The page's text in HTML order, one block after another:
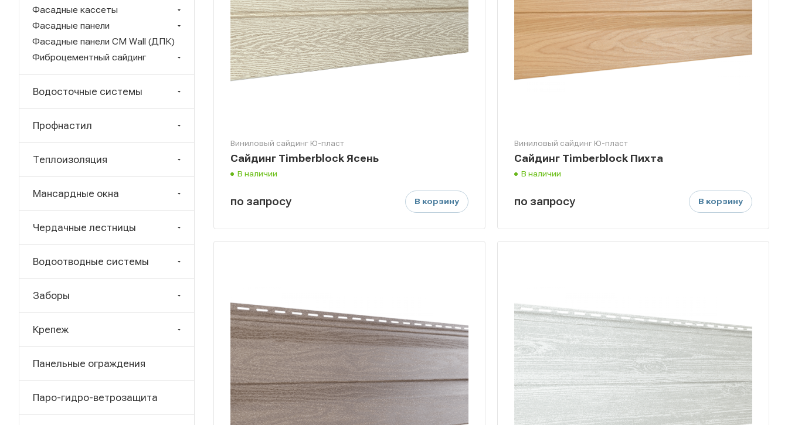
Виниловый сайдинг Ю-пласт
Сайдинг Timberblock Ясень
В наличии
по запросу В корзину
Виниловый сайдинг Ю-пласт
Сайдинг Timberblock Пихта
В наличии
по запросу В корзину
Фасадные кассеты
Фасадные панели
Фасадные панели CM Wall (ДПК)
Фиброцементный сайдинг
Водосточные системы
Профнастил
Теплоизоляция
Мансардные окна
Чердачные лестницы
Водоотводные системы
Заборы
Крепеж
Панельные ограждения
Паро-гидро-ветрозащита